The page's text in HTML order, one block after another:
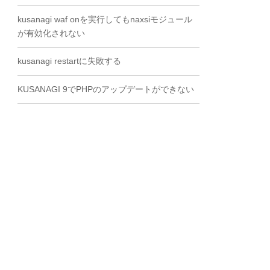
kusanagi waf onを実行してもnaxsiモジュール
が有効化されない
kusanagi restartに失敗する
KUSANAGI 9でPHPのアップデートができない